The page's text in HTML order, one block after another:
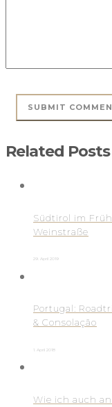
Related Posts
Südtirol im
Weinstraße
29. April 2019
Portugal:
& Consolação
1. April 2018
Wie ich auch